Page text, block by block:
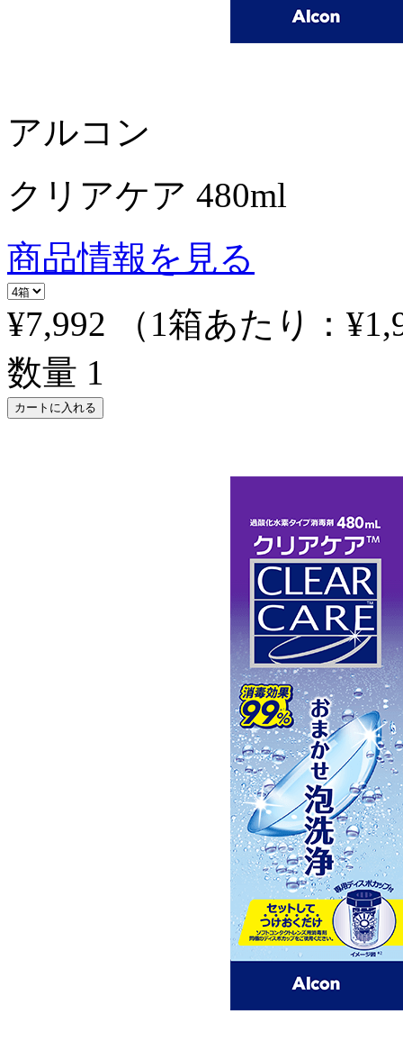
アルコン
クリアケア 480ml
商品情報を見る
¥7,992
（1箱あたり：
数量 1
カートに入れる